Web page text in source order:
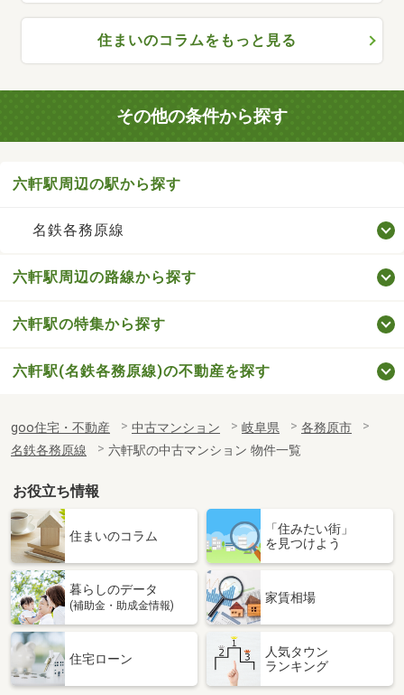
住まいのコラムをもっと見る
その他の条件から探す
六軒駅周辺の駅から探す
名鉄各務原線
六軒駅周辺の路線から探す
六軒駅の特集から探す
六軒駅(名鉄各務原線)の不動産を探す
goo住宅・不動産 中古マンション 岐阜県
各務原市
名鉄各務原線
六軒駅の中古マンション 物件一覧
お役立ち情報
住まいのコラム
「住みたい街」
を見つけよう
暮らしのデータ
(補助金・助成金情報)
家賃相場
住宅ローン
人気タウン
ランキング